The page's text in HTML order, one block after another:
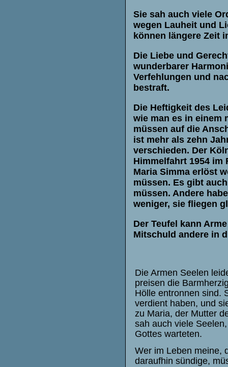
Sie sah auch viele
wegen Lauheit und
können längere Zeit
Die Liebe und
wunderbarer
Verfehlungen und
bestraft.
Die Heftigkeit des
wie man es in einem
müssen auf die
ist mehr als zehn
verschieden. Der
Himmelfahrt 1954 im
Maria Simma erlöst
müssen. Es gibt
müssen. Andere
weniger, sie fliegen
Der Teufel kann
Mitschuld andere in
Die Armen Seelen
preisen die
Hölle entronnen sind.
verdient haben, und
zu Maria, der Mutter
sah auch viele
Gottes warteten.
Wer im Leben meine,
daraufhin sündige,